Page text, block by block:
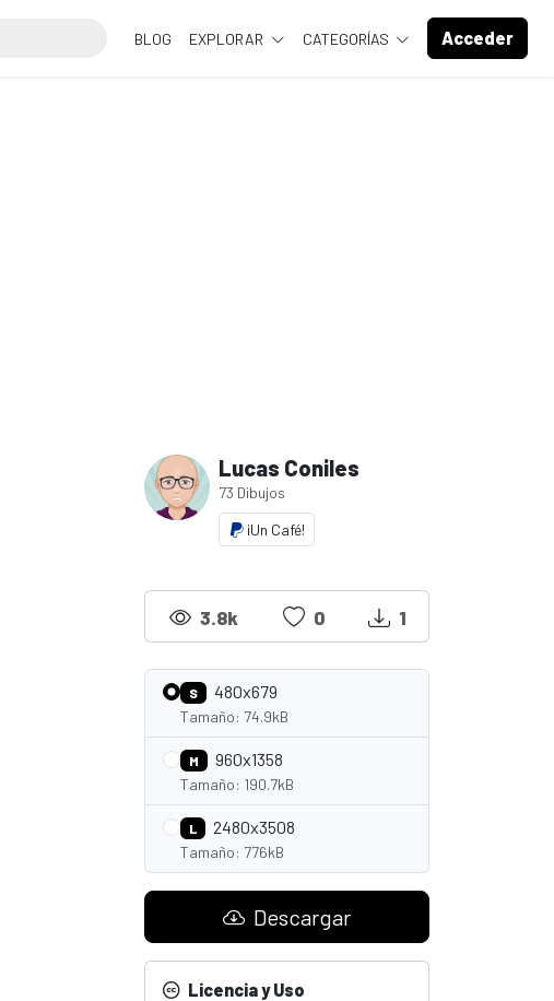
BLOG EXPLORAR CATEGORÍAS Acceder
Lucas Coniles
73 Dibujos
¡Un Café!
3.8k 0 1
S 480x679
Tamaño: 74.9kB
M 960x1358
Tamaño: 190.7kB
L 2480x3508
Tamaño: 776kB
Descargar
Licencia y Uso